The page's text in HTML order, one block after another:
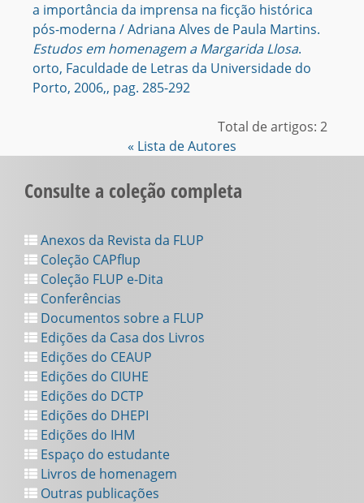
a importância da imprensa na ficção histórica
pós-moderna / Adriana Alves de Paula Martins.
Estudos em homenagem a Margarida Llosa.
orto, Faculdade de Letras da Universidade do
Porto, 2006,, pag. 285-292
Total de artigos: 2
« Lista de Autores
Consulte a coleção completa
Anexos da Revista da FLUP
Coleção CAPflup
Coleção FLUP e-Dita
Conferências
Documentos sobre a FLUP
Edições da Casa dos Livros
Edições do CEAUP
Edições do CIUHE
Edições do DCTP
Edições do DHEPI
Edições do IHM
Espaço do estudante
Livros de homenagem
Outras publicações